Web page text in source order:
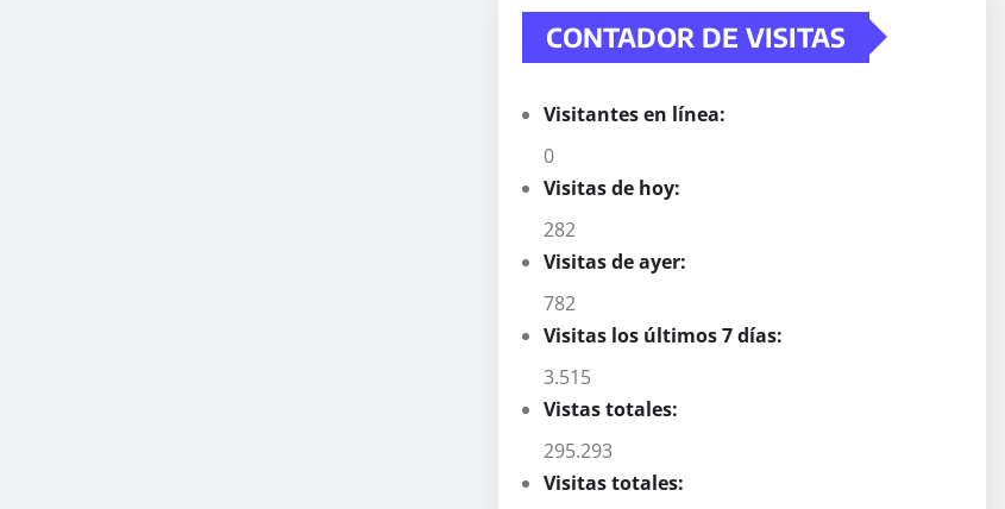
CONTADOR DE VISITAS
Visitantes en línea:
0
Visitas de hoy:
282
Visitas de ayer:
782
Visitas los últimos 7 días:
3.515
Vistas totales:
295.293
Visitas totales: